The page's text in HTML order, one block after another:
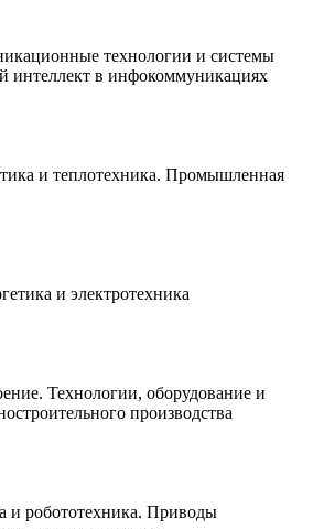
технологии и системы
интеллект в инфокоммуникациях
и теплотехника. Промышленная
и электротехника
Технологии, оборудование и
производства
и робототехника. Приводы